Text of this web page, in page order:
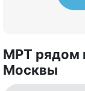
МРТ рядом
Москвы